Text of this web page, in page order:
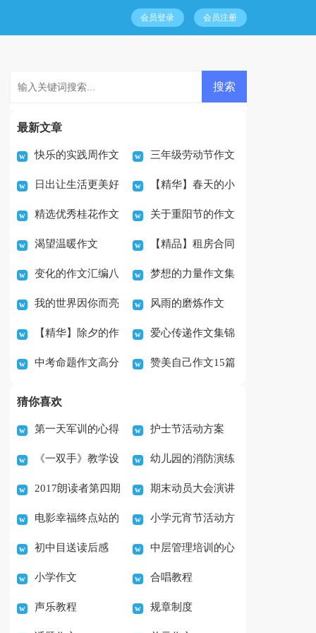
会员登录 会员注册
最新文章
快乐的实践周作文 三年级劳动节作文
合集八篇
日出让生活更美好
作文
【精华】春天的小
学作文300字集合八篇
精选优秀桂花作文
300字五篇
关于重阳节的作文
合集6篇
渴望温暖作文 【精品】租房合同
范文汇编六篇
变化的作文汇编八
篇
梦想的力量作文集
合15篇
我的世界因你而亮
丽初中作文
风雨的磨炼作文
【精华】除夕的作
文400字集合6篇
爱心传递作文集锦
15篇
中考命题作文高分 赞美自己作文15篇
猜你喜欢
第一天军训的心得
体会范文实用7篇
护士节活动方案
《一双手》教学设
计
幼儿园的消防演练
活动总结
2017朗读者第四期
观后感作文（3篇）
期末动员大会演讲
稿
电影幸福终点站的
观后感范文(5篇)
小学元宵节活动方
案
初中目送读后感
500字
中层管理培训的心
得体会范文（精选7
篇）
小学作文 合唱教程
声乐教程 规章制度